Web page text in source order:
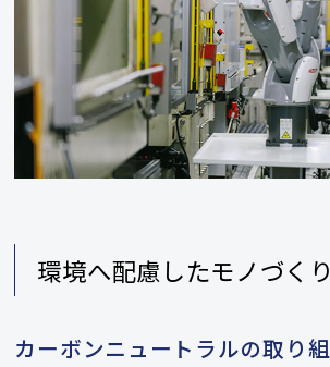
環境へ配慮したモノづくり
カーボンニュートラルの取り